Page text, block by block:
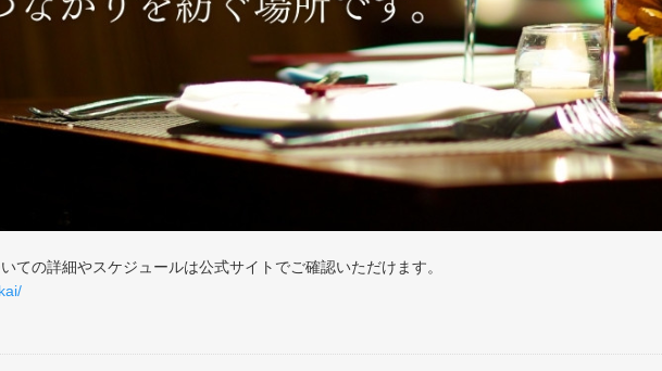
ての詳細やスケジュールは公式サイトでご確認いただけます。